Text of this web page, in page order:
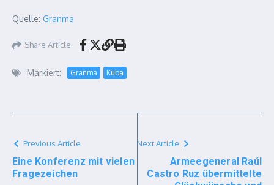
Quelle: Granma
Share Article
Markiert: Granma Kuba
Previous Article
Eine Konferenz mit vielen
Fragezeichen
Next Article
Armeegeneral Raúl
Castro Ruz übermittelte